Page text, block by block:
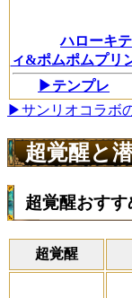
ハローキテ
ィ&ポムポムプリ
▶テンプレ
▶サンリオコラボ
超覚醒と
超覚醒おすす
超覚醒